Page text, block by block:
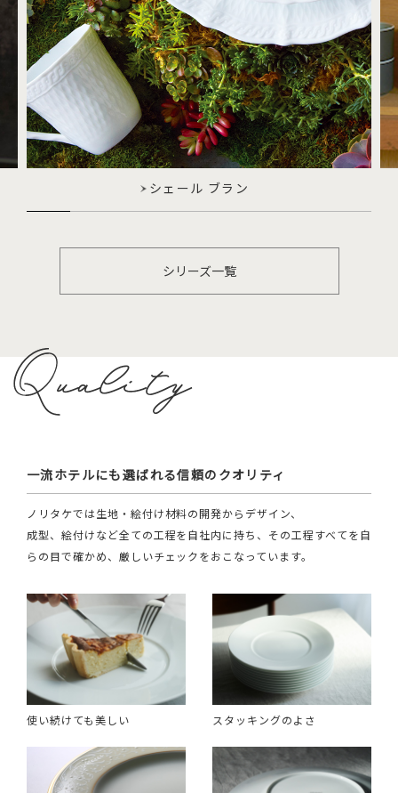
シェール ブラン
シリーズ一覧
一流ホテルにも選ばれる信頼のクオリティ
ノリタケでは生地・絵付け材料の開発からデザイン、
成型、絵付けなど全ての工程を自社内に持ち、その工程すべてを自
らの目で確かめ、厳しいチェックをおこなっています。
使い続けても美しい スタッキングのよさ